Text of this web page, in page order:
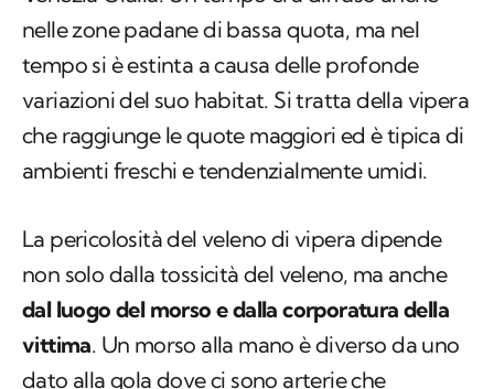
nelle zone padane di bassa quota, ma nel
tempo si è estinta a causa delle profonde
variazioni del suo habitat. Si tratta della vipera
che raggiunge le quote maggiori ed è tipica di
ambienti freschi e tendenzialmente umidi.
La pericolosità del veleno di vipera dipende
non solo dalla tossicità del veleno, ma anche
dal luogo del morso e dalla corporatura della
vittima. Un morso alla mano è diverso da uno
dato alla gola dove ci sono arterie che